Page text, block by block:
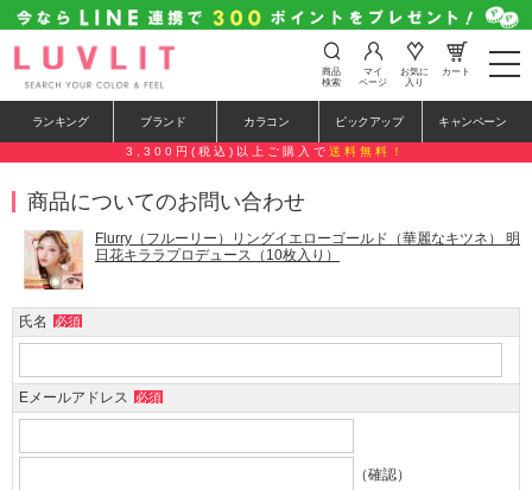
t
o
e
n
g
o
商品
検索
マイ
ページ
お気に
入り
カート
ランキング ブランド カラコン ピックアップ キャンペーン
3,300円(税込)以上ご購入で 送料無料！
商品についてのお問い合わせ
Flurry（フルーリー）リングイエローゴールド（華麗なキツネ） 明
日花キララプロデュース（10枚入り）
氏名 必須
Eメールアドレス 必須
（確認）